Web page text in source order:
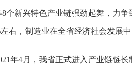
个新兴特色产业链强劲起舞，力争
右，制造业在全省经济社会发展
年4月，我省正式进入产业链链